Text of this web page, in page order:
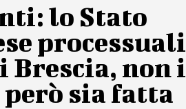
lo Stato
processuali
Brescia, non i
sia fatta